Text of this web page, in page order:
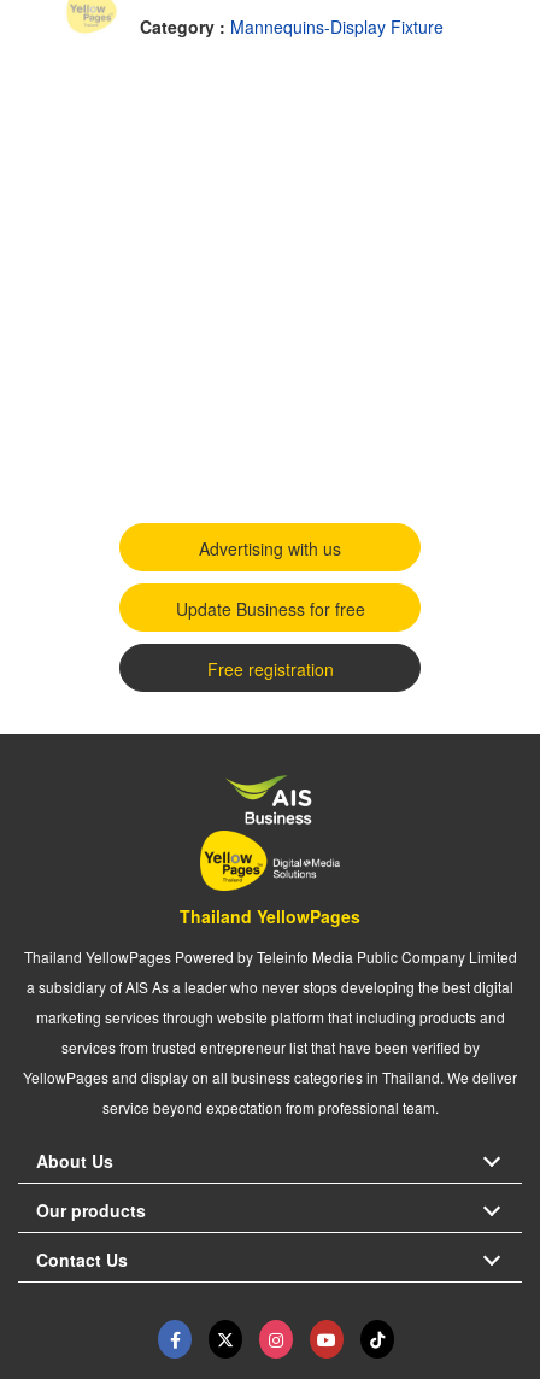
Category : Mannequins-Display Fixture
Advertising with us
Update Business for free
Free registration
Thailand YellowPages
Thailand YellowPages Powered by Teleinfo Media Public Company Limited
a subsidiary of AIS As a leader who never stops developing the best digital
marketing services through website platform that including products and
services from trusted entrepreneur list that have been verified by
YellowPages and display on all business categories in Thailand. We deliver
service beyond expectation from professional team.
About Us
Our products
Contact Us